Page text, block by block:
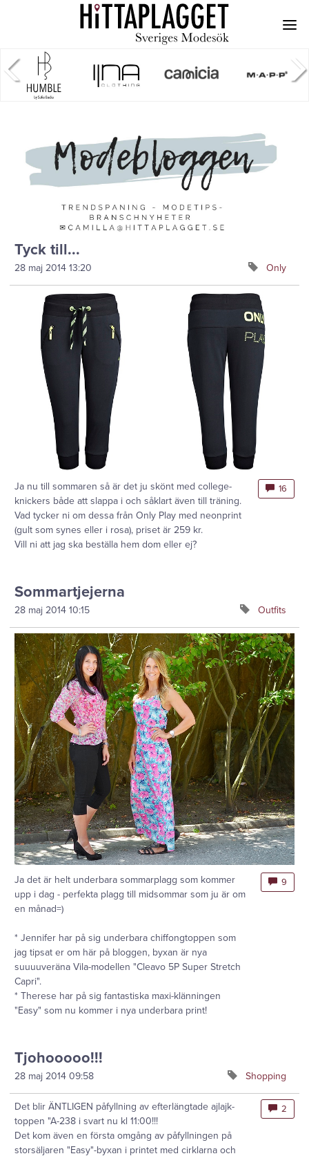
Tyck till...
28 maj 2014 13:20 Only
Ja nu till sommaren så är det ju skönt med college-
knickers både att slappa i och såklart även till träning.
Vad tycker ni om dessa från Only Play med neonprint
(gult som synes eller i rosa), priset är 259 kr.
Vill ni att jag ska beställa hem dom eller ej?
16
Sommartjejerna
28 maj 2014 10:15 Outfits
Ja det är helt underbara sommarplagg som kommer
upp i dag - perfekta plagg till midsommar som ju är om
en månad=)
* Jennifer har på sig underbara chiffongtoppen som
jag tipsat er om här på bloggen, byxan är nya
suuuuveräna Vila-modellen "Cleavo 5P Super Stretch
Capri".
* Therese har på sig fantastiska maxi-klänningen
"Easy" som nu kommer i nya underbara print!
9
Tjohooooo!!!
28 maj 2014 09:58 Shopping
Det blir ÄNTLIGEN påfyllning av efterlängtade ajlajk-
toppen "A-238 i svart nu kl 11:00!!!
Det kom även en första omgång av påfyllningen på
storsäljaren "Easy"-byxan i printet med cirklarna och
2